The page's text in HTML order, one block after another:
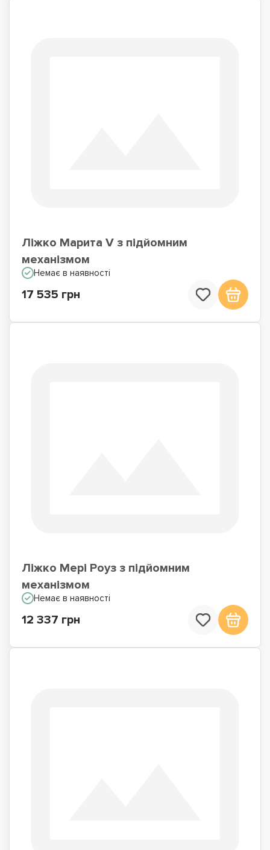
Ліжко Марита V з підйомним
механізмом
Немає в наявності
17 535 грн
Ліжко Мері Роуз з підйомним
механізмом
Немає в наявності
12 337 грн